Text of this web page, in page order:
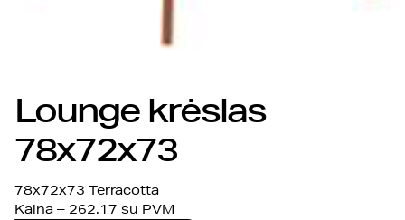
Lounge krėslas
78x72x73
78x72x73 Terracotta
Kaina – 262.17 su PVM